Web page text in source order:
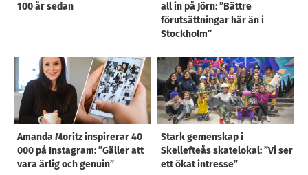
100 år sedan
all in på Jörn: ”Bättre
förutsättningar här än i
Stockholm”
Amanda Moritz inspirerar 40
000 på Instagram: ”Gäller att
vara ärlig och genuin”
Stark gemenskap i
Skellefteås skatelokal: ”Vi ser
ett ökat intresse”